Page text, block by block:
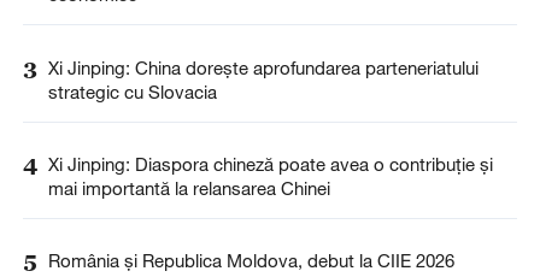
3 Xi Jinping: China dorește aprofundarea parteneriatului
strategic cu Slovacia
4 Xi Jinping: Diaspora chineză poate avea o contribuție și
mai importantă la relansarea Chinei
5 România și Republica Moldova, debut la CIIE 2026